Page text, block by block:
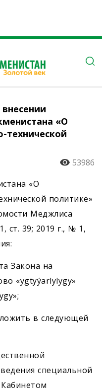
«О
технической
53986
«О
политике»
Меджлиса
ст. 39; 2019 г., № 1,
Закона на
«ygtyýarlylygy»
в следующей
специальной